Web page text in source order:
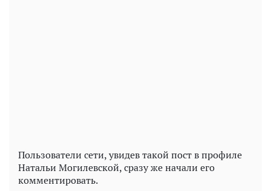
Пользователи сети, увидев такой пост в профиле
Натальи Могилевской, сразу же начали его
комментировать.